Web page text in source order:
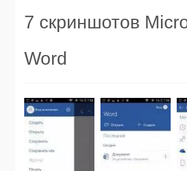
7 скриншотов
Word